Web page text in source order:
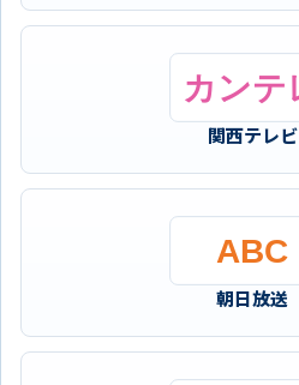
関西テレビ
朝日放送